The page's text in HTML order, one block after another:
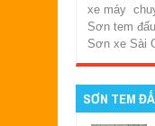
xe máy
Sơn tem
Sơn xe Sài
SƠN TEM